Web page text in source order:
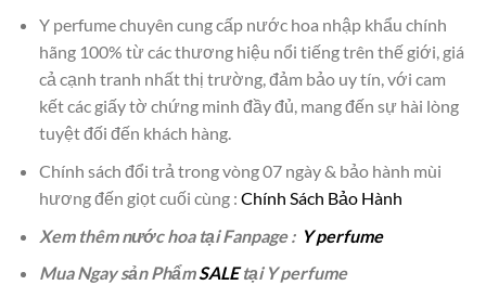
Y perfume chuyên cung cấp nước hoa nhập khẩu chính
hãng 100% từ các thương hiệu nổi tiếng trên thế giới, giá
cả cạnh tranh nhất thị trường, đảm bảo uy tín, với cam
kết các giấy tờ chứng minh đầy đủ, mang đến sự hài lòng
tuyệt đối đến khách hàng.
Chính sách đổi trả trong vòng 07 ngày & bảo hành mùi
hương đến giọt cuối cùng : Chính Sách Bảo Hành
Xem thêm nước hoa tại Fanpage : Y perfume
Mua Ngay sản PhẩmSALEtại Y perfume